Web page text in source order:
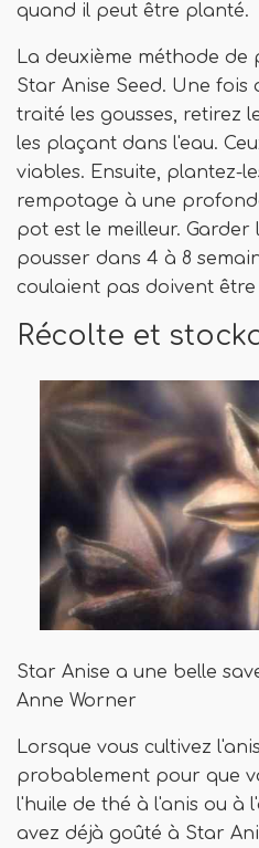
quand il peut être planté.
La deuxième méthode
Star Anise Seed. Une fois
traité les gousses, retirez
les plaçant dans l'eau.
viables. Ensuite, plantez-
rempotage à une
pot est le meilleur.
pousser dans 4 à 8
coulaient pas doivent être
Récolte et
Star Anise a une belle
Anne Worner
Lorsque vous cultivez
probablement pour que
l'huile de thé à l'anis ou à
avez déjà goûté à Star